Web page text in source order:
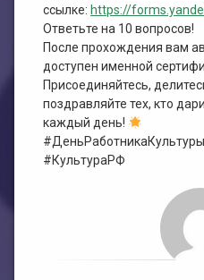
ссылке: https://
Ответьте на 10 вопросов!
После прохождения вам
доступен именной
Присоединяйтесь,
поздравляйте тех, кто
каждый день!
#КультураРФ